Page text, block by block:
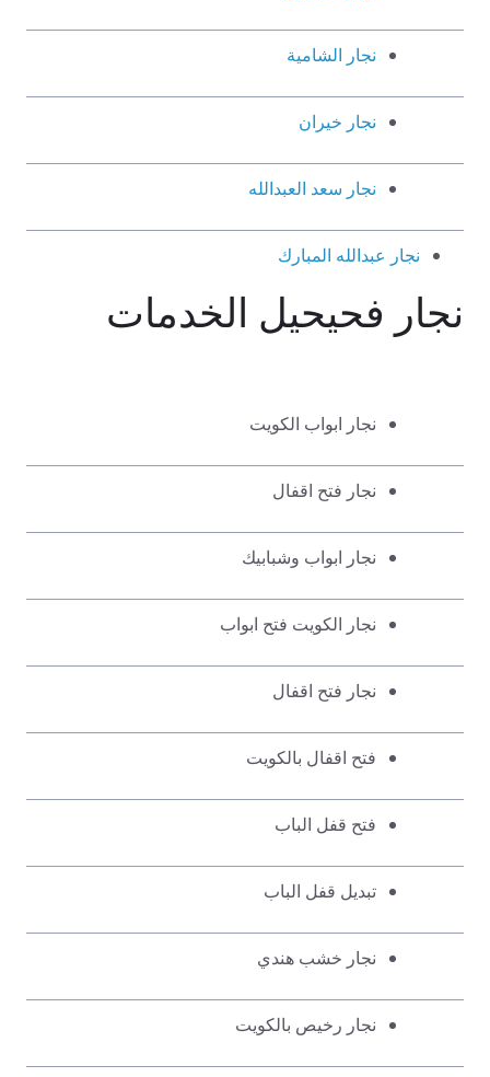
نجار الشامية
نجار خيران
نجار سعد العبدالله
نجار عبدالله المبارك
نجار فحيحيل الخدمات
نجار ابواب الكويت
نجار فتح اقفال
نجار ابواب وشبابيك
نجار الكويت فتح ابواب
نجار فتح اقفال
فتح اقفال بالكويت
فتح قفل الباب
تبديل قفل الباب
نجار خشب هندي
نجار رخيص بالكويت